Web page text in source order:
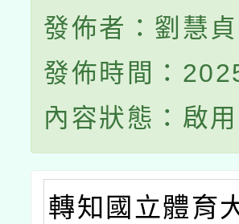
發佈者：劉慧貞
發佈時間：
內容狀態：啟
轉知國立體育